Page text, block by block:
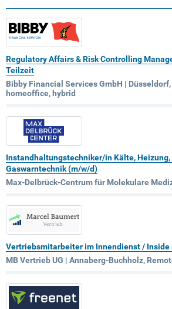
Regulatory Affairs & Risk Controlling
Teilzeit
Bibby Financial Services GmbH |
homeoffice, hybrid
Instandhaltungstechniker/in Kälte, Heizung,
Gaswarntechnik (m/w/d)
Max-Delbrück-Centrum für Molekulare
Vertriebsmitarbeiter im Innendienst / Inside
MB Vertrieb UG | Annaberg-Buchholz,